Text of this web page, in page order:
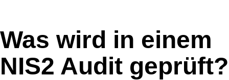
Was wird in einem
NIS2 Audit geprüft?